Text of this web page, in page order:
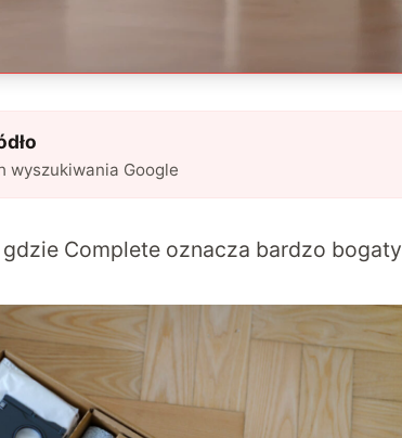
wyszukiwania Google
Complete oznacza bardzo bogaty